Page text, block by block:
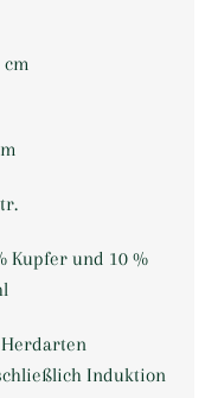
cm
Kupfer und 10 %
Induktion